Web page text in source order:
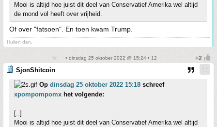
Mooi is altijd hoe juist dit deel van Conservatief Amerika wel altijd
de mond vol heeft over vrijheid.
Of over "fatsoen". En toen kwam Trump.
Huilen dan.
• dinsdag 25 oktober 2022 @ 15:24 • 12
SjonShitcoin
Op dinsdag 25 oktober 2022 15:18 schreef
xpompompomx het volgende:
[..]
Mooi is altijd hoe juist dit deel van Conservatief Amerika wel altijd